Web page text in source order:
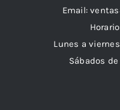
Email:
Lunes a
Sábados